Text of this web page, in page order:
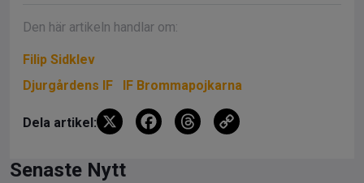
Den här artikeln handlar om:
Filip Sidklev
Djurgårdens IF
IF Brommapojkarna
Dela artikel: X
F
T
Senaste Nytt